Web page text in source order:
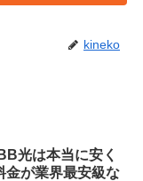
kineko
光は本当に安く
金が業界最安級な